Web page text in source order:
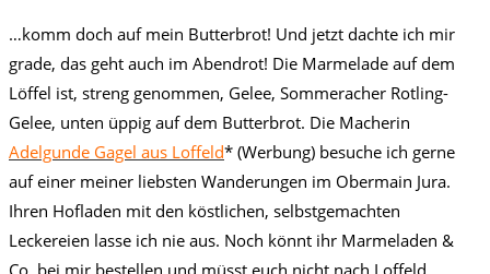
…komm doch auf mein Butterbrot! Und jetzt dachte ich mir
grade, das geht auch im Abendrot! Die Marmelade auf dem
Löffel ist, streng genommen, Gelee, Sommeracher Rotling-
Gelee, unten üppig auf dem Butterbrot. Die Macherin
Adelgunde Gagel aus Loffeld* (Werbung) besuche ich gerne
auf einer meiner liebsten Wanderungen im Obermain Jura.
Ihren Hofladen mit den köstlichen, selbstgemachten
Leckereien lasse ich nie aus. Noch könnt ihr Marmeladen &